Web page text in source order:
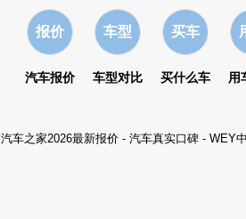
报价
汽车报价
车型
车型对比
买车
买什么车 用
汽车之家2026最新报价 - 汽车真实口碑 - WEY